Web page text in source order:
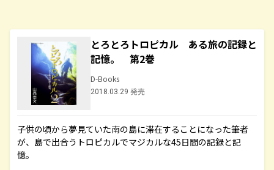
とろとろトロピカル ある旅の記録と
記憶。 第2巻
D-Books
2018.03.29 発売
子供の頃から夢見ていた南の島に滞在することになった筆者
が、島で出合うトロピカルでマジカルな45日間の記録と記
憶。